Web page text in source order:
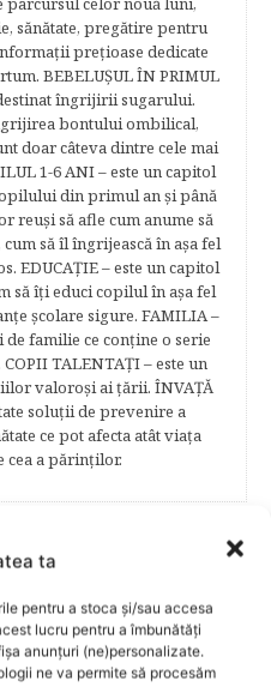
ta
pentru a stoca și/sau accesa
lucru pentru a îmbunătăți
anunțuri (ne)personalizate.
ne va permite să procesăm
sănătate, pregătire pentru
preţioase dedicate
BEBELUŞUL ÎN PRIMUL
îngrijirii sugarului.
bontului ombilical,
doar câteva dintre cele mai
1-6 ANI – este un capitol
din primul an şi până
reuşi să afle cum anume să
să îl îngrijească în aşa fel
EDUCAŢIE – este un capitol
să îţi educi copilul în aşa fel
şcolare sigure. FAMILIA –
familie ce conţine o serie
TALENTAŢI – este un
valoroși ai țării. ÎNVAŢĂ
soluţii de prevenire a
ce pot afecta atât viaţa
cea a părinţilor.